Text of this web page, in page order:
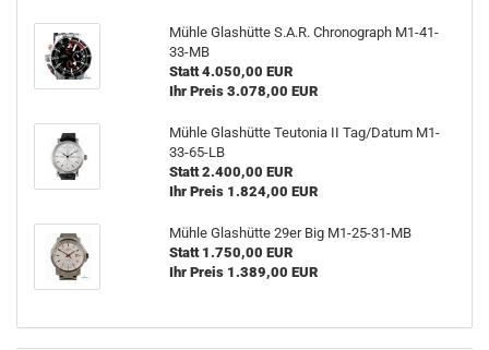
Mühle Glas­hüt­te S.A.R. Chro­no­graph M1-​41-
33-MB
Statt 4.050,00 EUR
Ihr Preis 3.078,00 EUR
Mühle Glas­hüt­te Teu­to­nia II Tag/Datum M1-​
33-65-LB
Statt 2.400,00 EUR
Ihr Preis 1.824,00 EUR
Mühle Glas­hüt­te 29er Big M1-​25-31-MB
Statt 1.750,00 EUR
Ihr Preis 1.389,00 EUR